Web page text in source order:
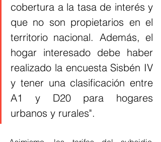
cobertura a la tasa de interés y
que no son propietarios en el
territorio nacional. Además, el
hogar interesado debe haber
realizado la encuesta Sisbén IV
y tener una clasificación entre
A1 y D20 para hogares
urbanos y rurales".